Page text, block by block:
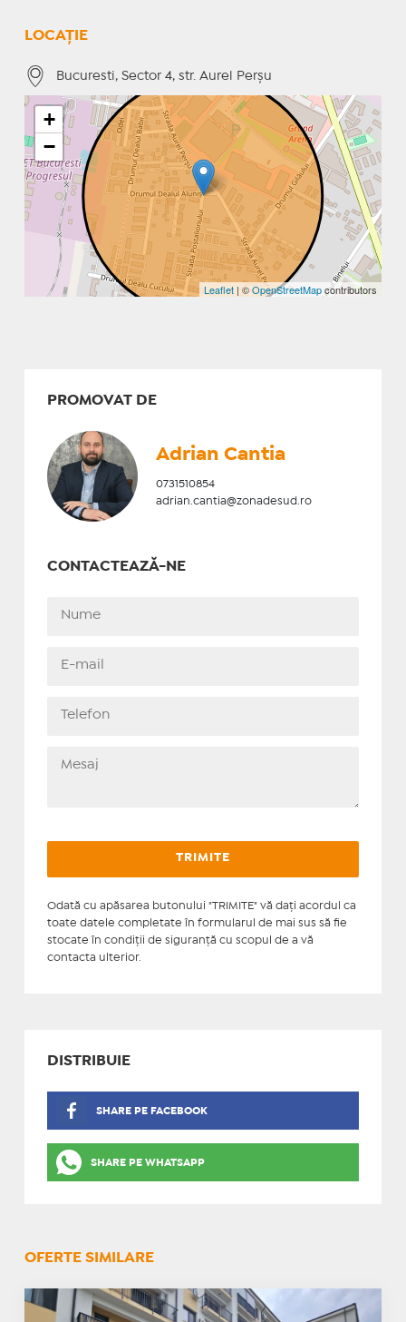
LOCAȚIE
Bucuresti, Sector 4, str. Aurel Perşu
+
−
Leaflet | ©OpenStreetMapcontributors
PROMOVAT DE
Adrian Cantia
0731510854
adrian.cantia@zonadesud.ro
CONTACTEAZĂ-NE
Odată cu apăsarea butonului "TRIMITE" vă daţi acordul ca
toate datele completate în formularul de mai sus să fie
stocate în condiţii de siguranţă cu scopul de a vă
contacta ulterior.
DISTRIBUIE
SHARE PE FACEBOOK
SHARE PE WHATSAPP
OFERTE SIMILARE